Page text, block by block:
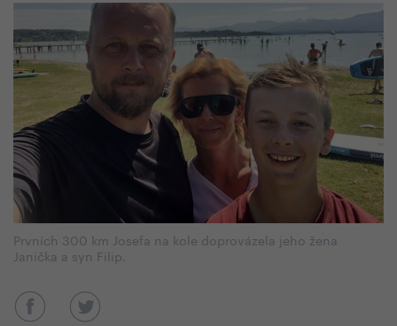
Prvních 300 km Josefa na kole doprovázela jeho žena
Janička a syn Filip.